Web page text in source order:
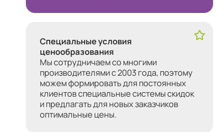
Специальные условия
ценообразования
Мы сотрудничаем со многими
производителями с 2003 года, поэтому
можем формировать для постоянных
клиентов специальные системы скидок
и предлагать для новых заказчиков
оптимальные цены.